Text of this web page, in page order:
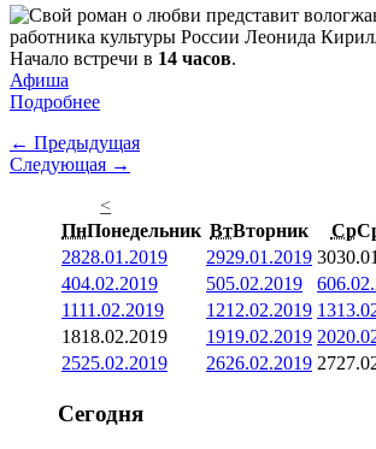
работника культуры России Леонида
Начало встречи в 14 часов.
Афиша
Подробнее
← Предыдущая
Следующая →
<
ПнПонедельник ВтВторник Ср
2828.01.2019 2929.01.2019 30
404.02.2019 505.02.2019 6
1111.02.2019 1212.02.2019 13
1818.02.2019 1919.02.2019 20
2525.02.2019 2626.02.2019 27
Сегодня